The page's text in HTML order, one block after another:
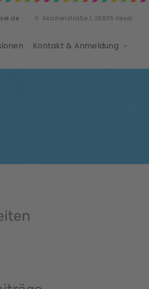
Akazienstraße 1, 26835 Hesel
Kontakt & Anmeldung